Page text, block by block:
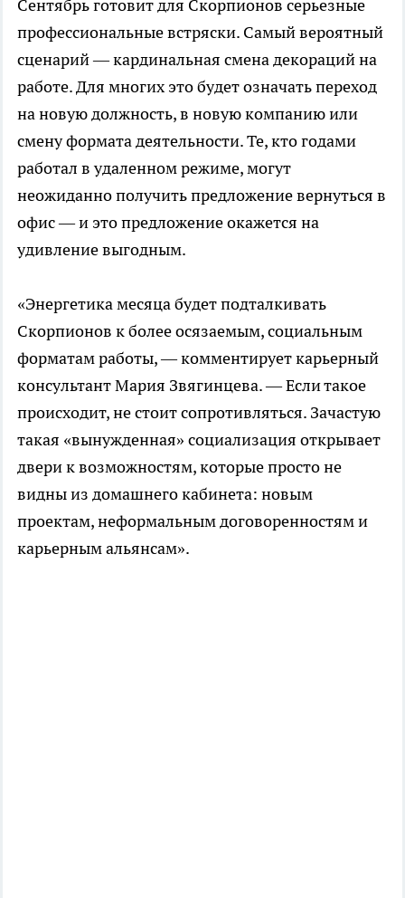
Сентябрь готовит для Скорпионов серьезные
профессиональные встряски. Самый вероятный
сценарий — кардинальная смена декораций на
работе. Для многих это будет означать переход
на новую должность, в новую компанию или
смену формата деятельности. Те, кто годами
работал в удаленном режиме, могут
неожиданно получить предложение вернуться в
офис — и это предложение окажется на
удивление выгодным.
«Энергетика месяца будет подталкивать
Скорпионов к более осязаемым, социальным
форматам работы, — комментирует карьерный
консультант Мария Звягинцева. — Если такое
происходит, не стоит сопротивляться. Зачастую
такая «вынужденная» социализация открывает
двери к возможностям, которые просто не
видны из домашнего кабинета: новым
проектам, неформальным договоренностям и
карьерным альянсам».